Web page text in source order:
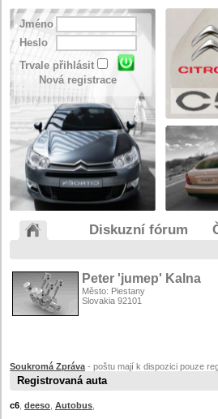
Jméno
Heslo
Trvale přihlásit
Nová registrace
Diskuzní fórum
Peter 'jumep' Kalna
Město: Piestany
Slovakia 92101
Soukromá Zpráva - poštu mají k dispozici pouze
Registrovaná auta
c6 deeso Autobus